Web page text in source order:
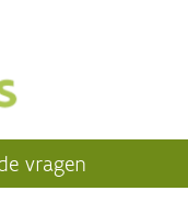
vragen